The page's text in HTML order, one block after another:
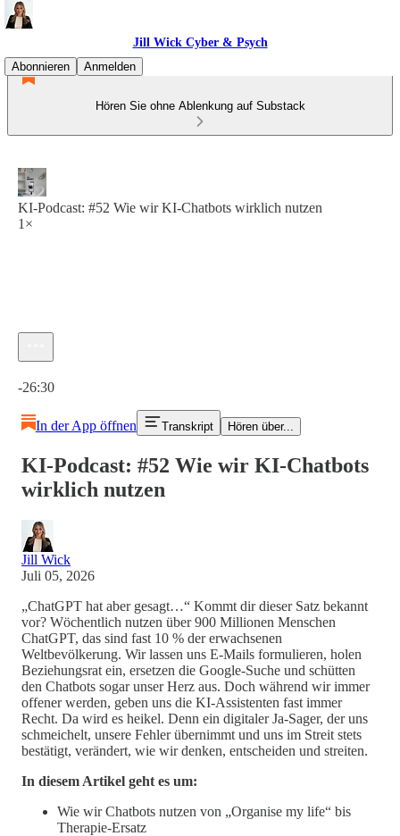
Jill Wick Cyber & Psych
Abonnieren
Anmelden
Hören Sie ohne Ablenkung auf Substack
KI-Podcast: #52 Wie wir KI-Chatbots wirklich nutzen
1×
-26:30
In der App öffnen Transkript Hören über...
KI-Podcast: #52 Wie wir KI-Chatbots
wirklich nutzen
Jill Wick
Juli 05, 2026
„ChatGPT hat aber gesagt…“ Kommt dir dieser Satz bekannt
vor? Wöchentlich nutzen über 900 Millionen Menschen
ChatGPT, das sind fast 10 % der erwachsenen
Weltbevölkerung. Wir lassen uns E-Mails formulieren, holen
Beziehungsrat ein, ersetzen die Google-Suche und schütten
den Chatbots sogar unser Herz aus. Doch während wir immer
offener werden, geben uns die KI-Assistenten fast immer
Recht. Da wird es heikel. Denn ein digitaler Ja-Sager, der uns
schmeichelt, unsere Fehler übernimmt und uns im Streit stets
bestätigt, verändert, wie wir denken, entscheiden und streiten.
In diesem Artikel geht es um:
Wie wir Chatbots nutzen von „Organise my life“ bis
Therapie-Ersatz